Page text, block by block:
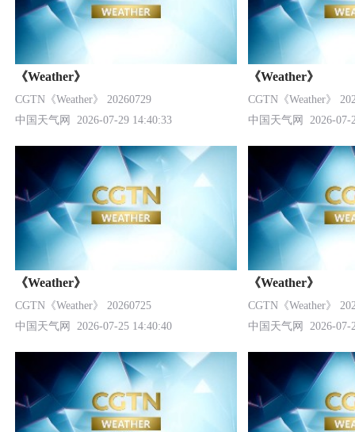
《Weather》
CGTN《Weather》 20260729
中国天气网
2026-07-29 14:40:33
《Weather》
CGTN《Weather》
中国天气网
2026-07-
《Weather》
CGTN《Weather》 20260725
中国天气网
2026-07-25 14:40:40
《Weather》
CGTN《Weather》
中国天气网
2026-07-